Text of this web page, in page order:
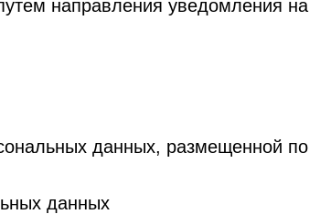
направления уведомления на
данных, размещенной по
данных